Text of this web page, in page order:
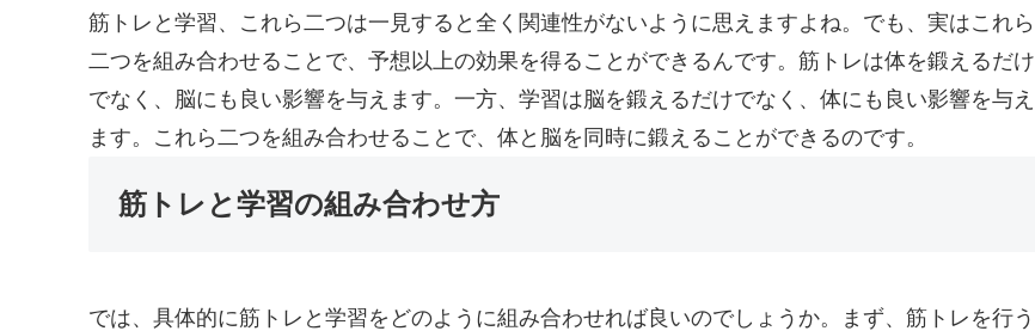
筋トレと学習、これら二つは一見すると全く関連性がないように思えますよね。でも、実はこれら
二つを組み合わせることで、予想以上の効果を得ることができるんです。筋トレは体を鍛えるだけ
でなく、脳にも良い影響を与えます。一方、学習は脳を鍛えるだけでなく、体にも良い影響を与え
ます。これら二つを組み合わせることで、体と脳を同時に鍛えることができるのです。
筋トレと学習の組み合わせ方
では、具体的に筋トレと学習をどのように組み合わせれば良いのでしょうか。まず、筋トレを行う